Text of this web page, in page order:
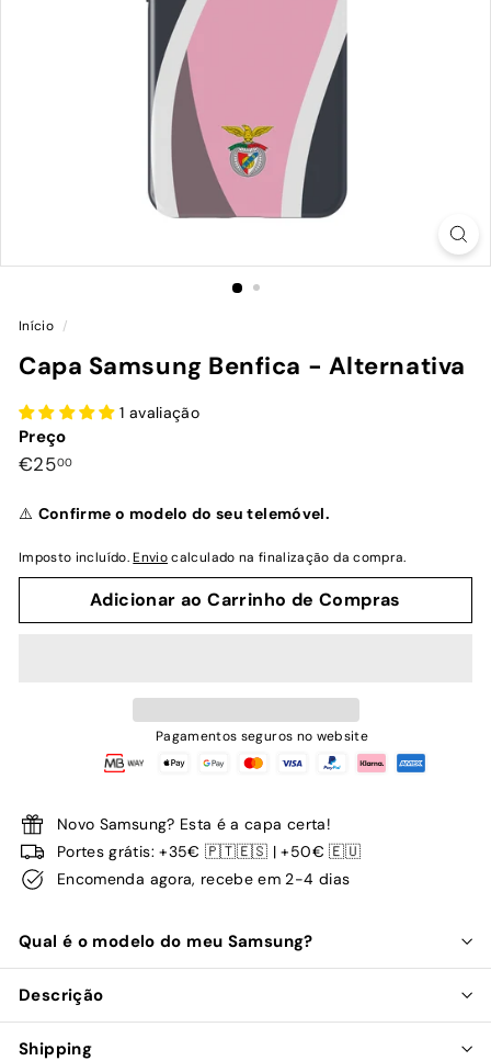
Início /
Capa Samsung Benfica - Alternativa
1 avaliação
Preço
Preço
€2500€25,00
⚠️ Confirme o modelo do seu telemóvel.
Imposto incluído.Enviocalculado na finalização da compra.
Adicionar ao Carrinho de Compras
Pagamentos seguros no website
Novo Samsung? Esta é a capa certa!
Portes grátis: +35€ 🇵🇹🇪🇸 | +50€ 🇪🇺
Encomenda agora, recebe em 2-4 dias
Qual é o modelo do meu Samsung?
Descrição
Shipping